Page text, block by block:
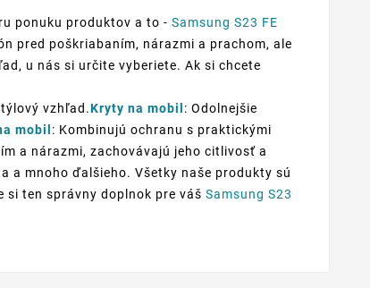
ponuku produktov a to - Samsung S23 FE
pred poškriabaním, nárazmi a prachom, ale
u nás si určite vyberiete. Ak si chcete
vzhľad.Kryty na mobil : Odolnejšie
mobil : Kombinujú ochranu s praktickými
a nárazmi, zachovávajú jeho citlivosť a
a mnoho ďalšieho. Všetky naše produkty sú
ten správny doplnok pre váš Samsung S23